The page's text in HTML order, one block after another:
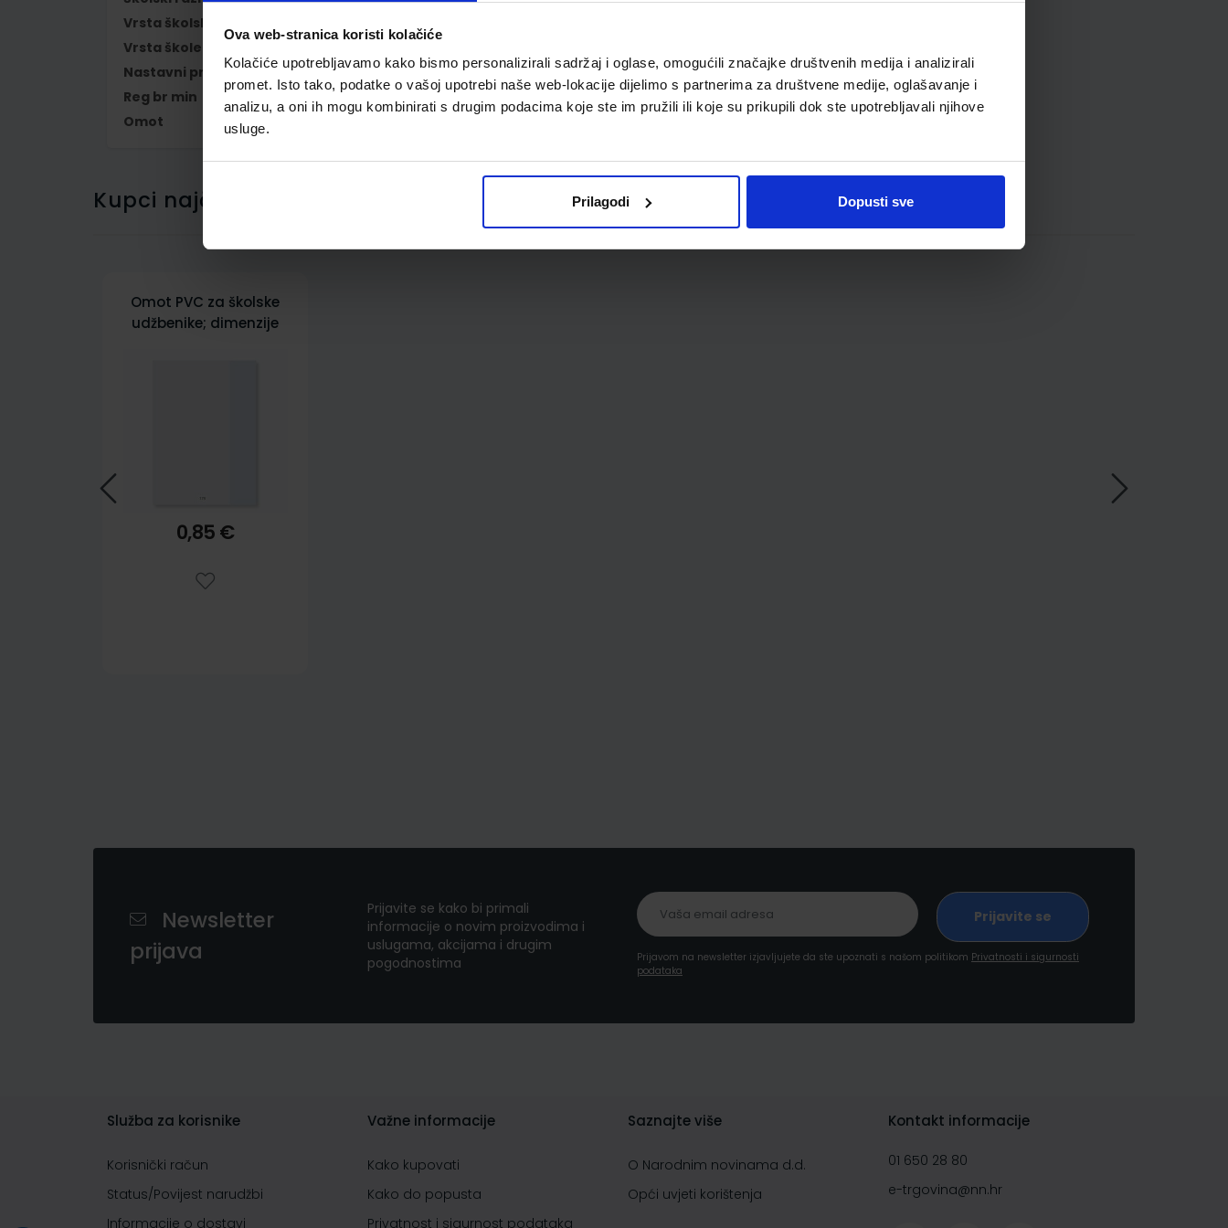
Ova web-stranica koristi kolačiće
Kolačiće upotrebljavamo kako bismo personalizirali sadržaj i oglase, omogućili značajke društvenih medija i analizirali
promet. Isto tako, podatke o vašoj upotrebi naše web-lokacije dijelimo s partnerima za društvene medije, oglašavanje i
analizu, a oni ih mogu kombinirati s drugim podacima koje ste im pružili ili koje su prikupili dok ste upotrebljavali njihove
usluge.
Prilagodi Dopusti sve
Vrsta školske knjige
Vrsta škole
Nastavni predmet
MATEMATIKA
Reg br min
7055
Omot
Kupci najčešće biraju..
Omot PVC za školske
udžbenike; dimenzije
0,85 €
Newsletter
prijava
Prijavite se kako bi primali
informacije o novim proizvodima i
uslugama, akcijama i drugim
pogodnostima
Prijavom na newsletter izjavljujete da ste upoznati s našom politikom Privatnosti i sigurnosti
podataka
Služba za korisnike
Korisnički račun
Status/Povijest narudžbi
Informacije o dostavi
Važne informacije
Kako kupovati
Kako do popusta
Privatnost i sigurnost podataka
Saznajte više
O Narodnim novinama d.d.
Opći uvjeti korištenja
Kontakt informacije
01 650 28 80
e-trgovina@nn.hr